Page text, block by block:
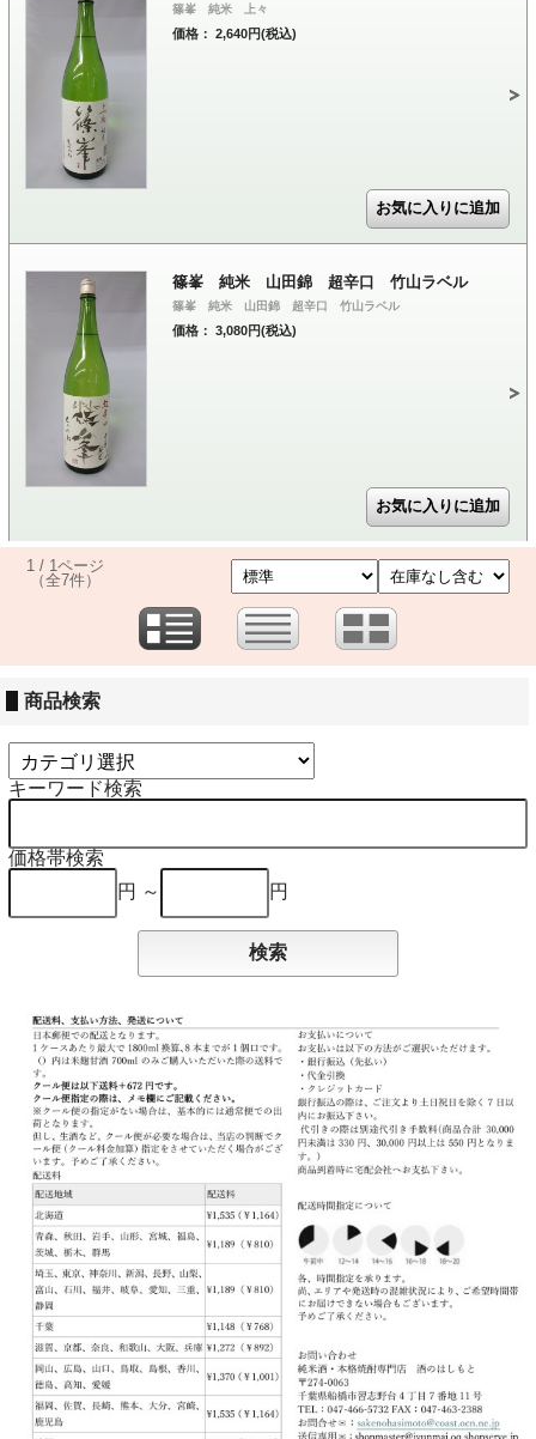
篠峯 純米 上々
価格： 2,640円(税込)
篠峯 純米 山田錦 超辛口 竹山ラベル
篠峯 純米 山田錦 超辛口 竹山ラベル
価格： 3,080円(税込)
1 / 1ページ
（全7件）
商品検索
キーワード検索
価格帯検索
円 ～
円